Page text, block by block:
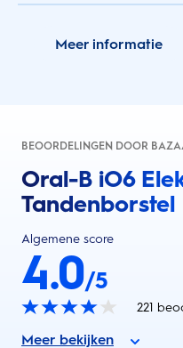
Meer informatie
BEOORDELINGEN DOOR
Oral-B iO6
Tandenborstel
Algemene score
4.0/5
221
Meer bekijken